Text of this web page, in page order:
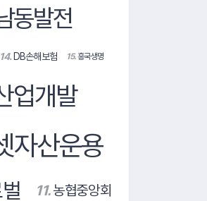
14. DB손해보험